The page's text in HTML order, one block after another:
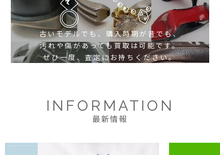
古いモデルでも、購入時期が昔でも、
汚れや傷があっても買取は可能です。
ぜひ一度、査定にお持ちください。
INFORMATION
最新情報